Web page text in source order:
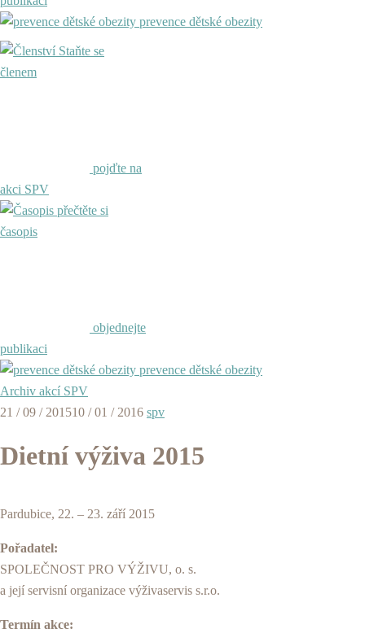
prevence dětské obezity
Staňte se
členem
pojďte na
akci SPV
přečtěte si
časopis
objednejte
publikaci
prevence dětské obezity
Archiv akcí SPV
21 / 09 / 201510 / 01 / 2016 spv
Dietní výživa 2015
Pardubice, 22. – 23. září 2015
Pořadatel:
SPOLEČNOST PRO VÝŽIVU, o. s.
a její servisní organizace výživaservis s.r.o.
Termín akce: